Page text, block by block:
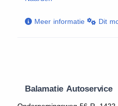
Meer informatie Dit
Balamatie Autoservice